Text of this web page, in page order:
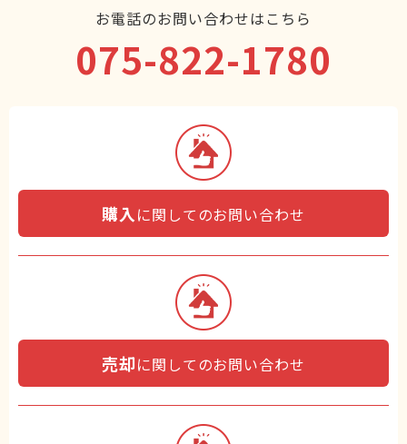
お電話のお問い合わせはこちら
075-822-1780
購入 に関してのお問い合わせ
売却に関してのお問い合わせ